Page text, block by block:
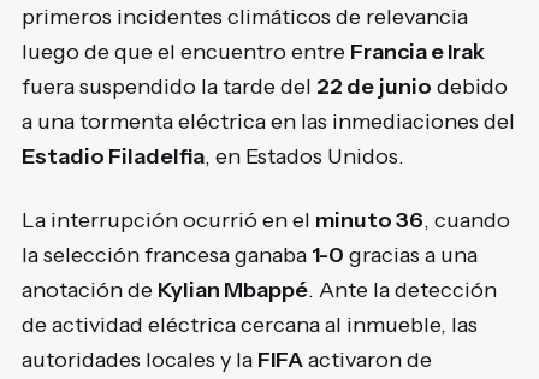
primeros incidentes climáticos de relevancia
luego de que el encuentro entre Francia e Irak
fuera suspendido la tarde del 22 de junio debido
a una tormenta eléctrica en las inmediaciones del
Estadio Filadelfia, en Estados Unidos.
La interrupción ocurrió en el minuto 36, cuando
la selección francesa ganaba 1-0 gracias a una
anotación de Kylian Mbappé. Ante la detección
de actividad eléctrica cercana al inmueble, las
autoridades locales y la FIFAactivaron de